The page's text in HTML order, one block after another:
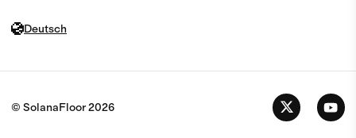
Deutsch
© SolanaFloor2026